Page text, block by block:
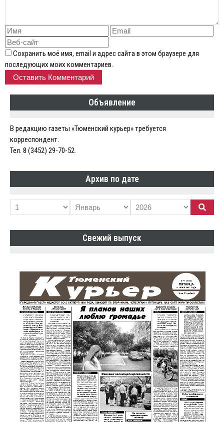
Сохранить моё имя, email и адрес сайта в этом браузере для
последующих моих комментариев.
Объявление
В редакцию газеты «Тюменский курьер» требуется
корреспондент.
Тел. 8 (3452) 29-70-52.
Архив по дате
Свежий выпуск